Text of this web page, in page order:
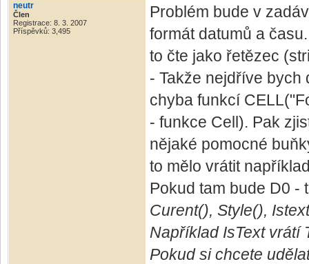
neutr
Člen
Registrace: 8. 3. 2007
Příspěvků: 3,495
Problém bude v
formát datumů a
to čte jako řetězec
- Takže nejdříve bych
chyba funkcí
- funkce Cell). Pak
nějaké pomocné
to mělo vrátit
Pokud tam bude D0 -
Curent(), Style(),
Například IsText vrátí
Pokud si chcete